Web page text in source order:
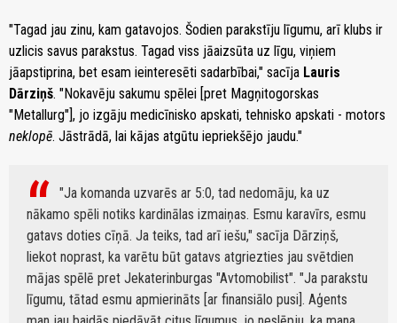
"Tagad jau zinu, kam gatavojos. Šodien parakstīju līgumu, arī klubs ir
uzlicis savus parakstus. Tagad viss jāaizsūta uz līgu, viņiem
jāapstiprina, bet esam ieinteresēti sadarbībai," sacīja Lauris
Dārziņš. "Nokavēju sakumu spēlei [pret Magņitogorskas
"Metallurg"], jo izgāju medicīnisko apskati, tehnisko apskati - motors
neklopē. Jāstrādā, lai kājas atgūtu iepriekšējo jaudu."
"Ja komanda uzvarēs ar 5:0, tad nedomāju, ka uz
nākamo spēli notiks kardinālas izmaiņas. Esmu karavīrs, esmu
gatavs doties cīņā. Ja teiks, tad arī iešu," sacīja Dārziņš,
liekot noprast, ka varētu būt gatavs atgriezties jau svētdien
mājas spēlē pret Jekaterinburgas "Avtomobilist". "Ja parakstu
līgumu, tātad esmu apmierināts [ar finansiālo pusi]. Aģents